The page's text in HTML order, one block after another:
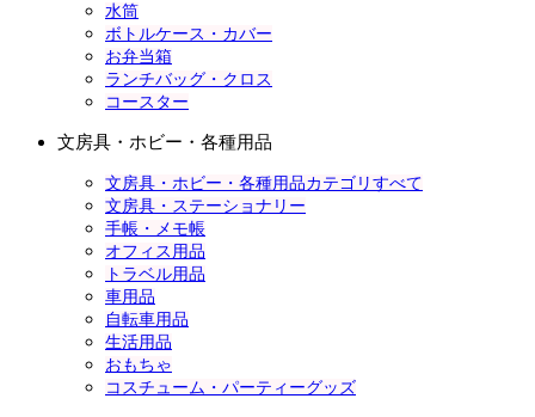
水筒
ボトルケース・カバー
お弁当箱
ランチバッグ・クロス
コースター
文房具・ホビー・各種用品
文房具・ホビー・各種用品カテゴリすべて
文房具・ステーショナリー
手帳・メモ帳
オフィス用品
トラベル用品
車用品
自転車用品
生活用品
おもちゃ
コスチューム・パーティーグッズ